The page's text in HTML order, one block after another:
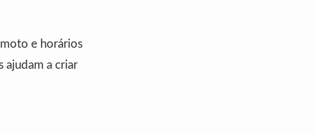
e horários
ajudam a criar